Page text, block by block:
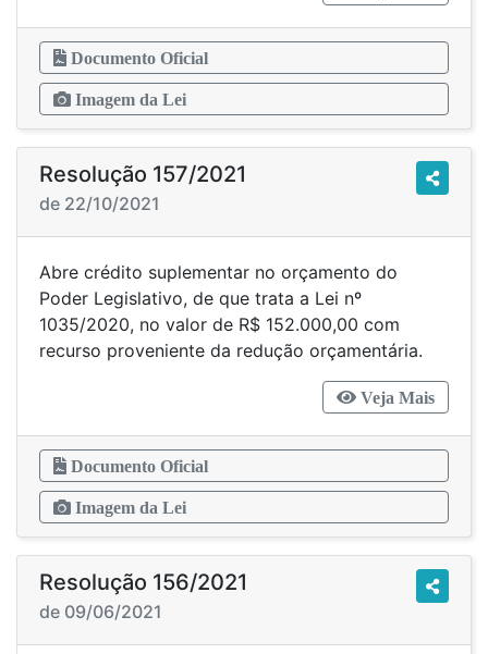
Documento Oficial
Imagem da Lei
Resolução 157/2021
de 22/10/2021
Abre crédito suplementar no orçamento do
Poder Legislativo, de que trata a Lei nº
1035/2020, no valor de R$ 152.000,00 com
recurso proveniente da redução orçamentária.
Veja Mais
Documento Oficial
Imagem da Lei
Resolução 156/2021
de 09/06/2021